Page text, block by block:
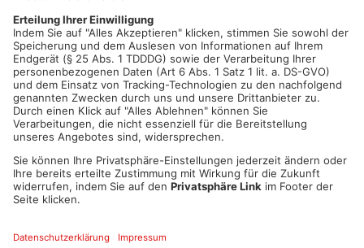
Fußballplatz und brachte den Mann in ein Krankenhaus.
Artikel teilen
ANZEIGE